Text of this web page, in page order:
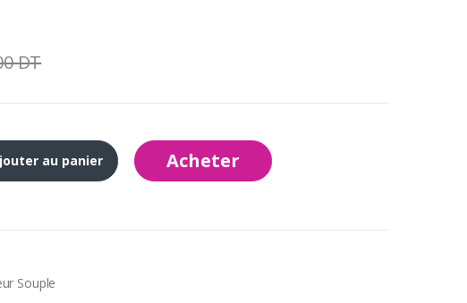
DT
au panier
Acheter
Souple